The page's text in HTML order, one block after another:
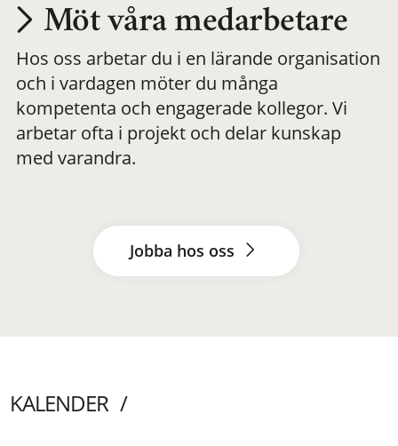
Möt våra medarbetare
Hos oss arbetar du i en lärande organisation
och i vardagen möter du många
kompetenta och engagerade kollegor. Vi
arbetar ofta i projekt och delar kunskap
med varandra.
Jobba hos oss
KALENDER